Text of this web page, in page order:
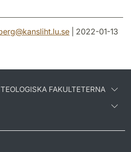
@kansliht.lu.se | 2022-01-13
FAKULTETERNA